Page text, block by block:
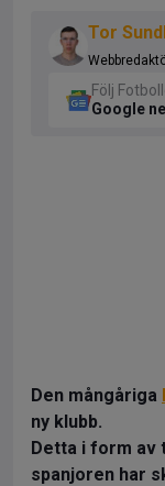
Tor
Följ
Google
Den mångåriga
ny klubb.
Detta i form av
spanjoren har